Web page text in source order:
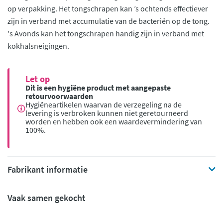
op verpakking. Het tongschrapen kan ’s ochtends effectiever
zijn in verband met accumulatie van de bacteriën op de tong.
's Avonds kan het tongschrapen handig zijn in verband met
kokhalsneigingen.
Let op
Dit is een hygiëne product met aangepaste
retourvoorwaarden
Hygiëneartikelen waarvan de verzegeling na de
levering is verbroken kunnen niet geretourneerd
worden en hebben ook een waardevermindering van
100%.
Fabrikant informatie
Vaak samen gekocht